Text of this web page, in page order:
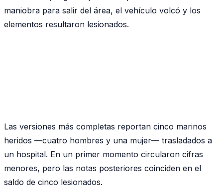
maniobra para salir del área, el vehículo volcó y los
elementos resultaron lesionados.
Las versiones más completas reportan cinco marinos
heridos —cuatro hombres y una mujer— trasladados a
un hospital. En un primer momento circularon cifras
menores, pero las notas posteriores coinciden en el
saldo de cinco lesionados.